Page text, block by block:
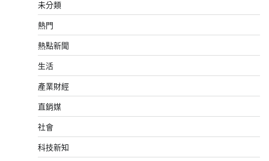
未分類
熱門
熱點新聞
生活
產業財經
直銷媒
社會
科技新知